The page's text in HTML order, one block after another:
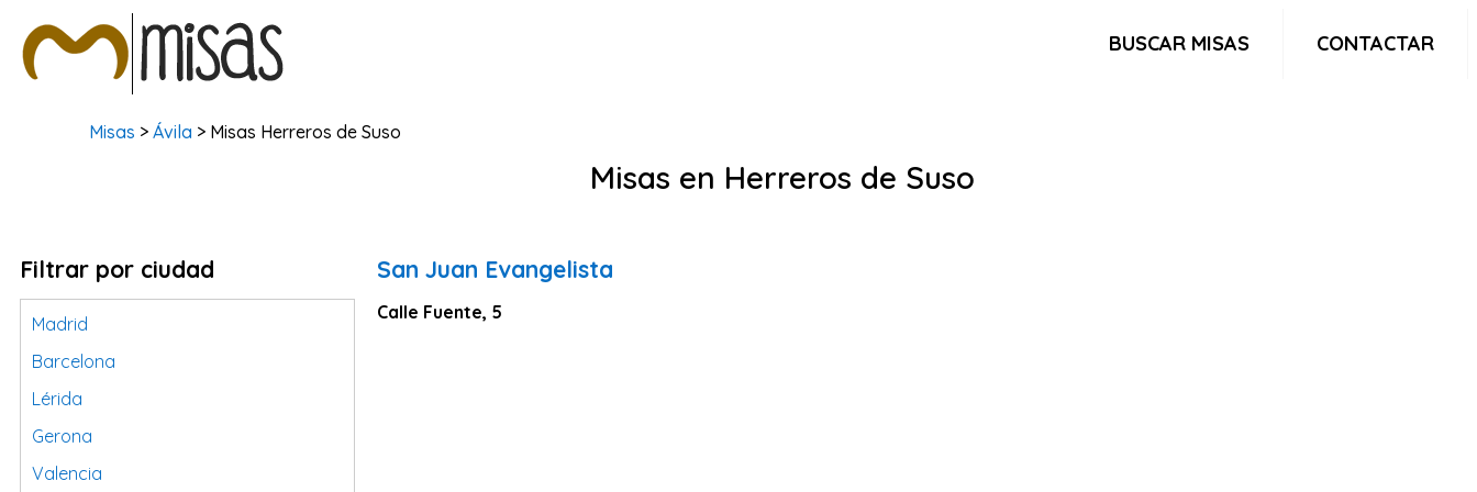
BUSCAR MISAS CONTACTAR
Misas >Ávila > Misas Herreros de Suso
Misas en Herreros de Suso
Filtrar por ciudad
Madrid
Barcelona
Lérida
Gerona
Valencia
San Juan Evangelista
Calle Fuente, 5